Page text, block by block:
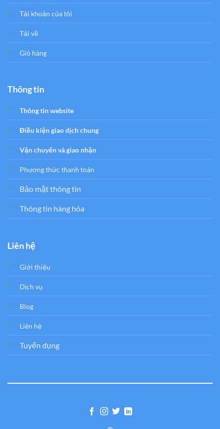
Tải khoản của tôi
Tải về
Giỏ hàng
Thông tin
Thông tin website
Điều kiện giao dịch chung
Vận chuyển và giao nhận
Phương thức thanh toán
Bảo mật thông tin
Thông tin hàng hóa
Liên hệ
Giới thiệu
Dịch vụ
Blog
Liên hệ
Tuyển dụng